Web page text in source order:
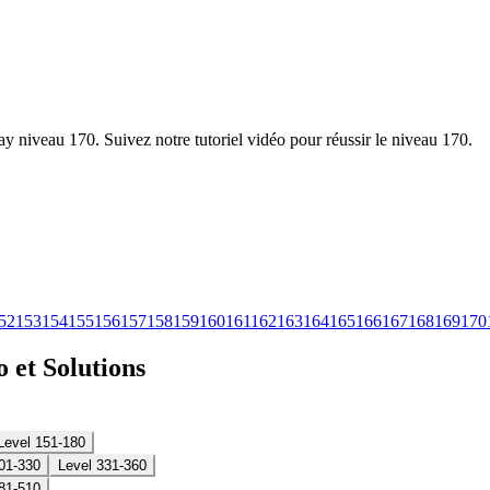
niveau 170. Suivez notre tutoriel vidéo pour réussir le niveau 170.
153154155156157158159160161162163164165166167168169170
et Solutions
151-180
330
Level 331-360